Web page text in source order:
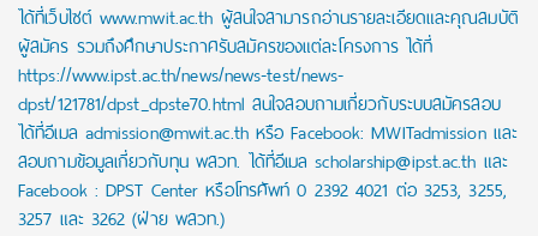
ได้ที่เว็บไซต์ www.mwit.ac.th ผู้สนใจสามารถอ่านรายละเอียดและคุณสมบัติ
ผู้สมัคร รวมถึงศึกษาประกาศรับสมัครของแต่ละโครงการ ได้ที่
https://www.ipst.ac.th/news/news-test/news-
dpst/121781/dpst_dpste70.html สนใจสอบถามเกี่ยวกับระบบสมัครสอบ
ได้ที่อีเมล admission@mwit.ac.th หรือ Facebook: MWITadmission และ
สอบถามข้อมูลเกี่ยวกับทุน พสวท. ได้ที่อีเมล scholarship@ipst.ac.th และ
Facebook : DPST Center หรือโทรศัพท์ 0 2392 4021 ต่อ 3253, 3255,
3257 และ 3262 (ฝ่าย พสวท.)